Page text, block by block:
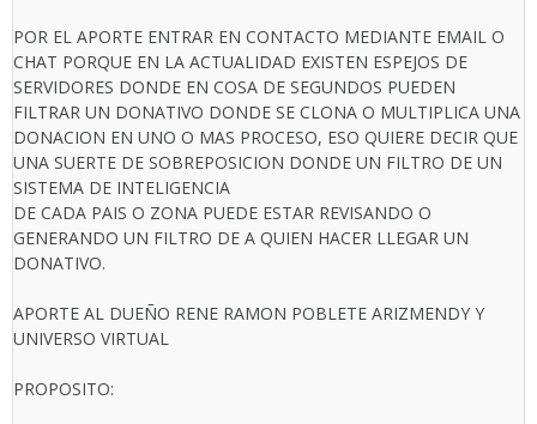
POR EL APORTE ENTRAR EN CONTACTO MEDIANTE EMAIL O
CHAT PORQUE EN LA ACTUALIDAD EXISTEN ESPEJOS DE
SERVIDORES DONDE EN COSA DE SEGUNDOS PUEDEN
FILTRAR UN DONATIVO DONDE SE CLONA O MULTIPLICA UNA
DONACION EN UNO O MAS PROCESO, ESO QUIERE DECIR QUE
UNA SUERTE DE SOBREPOSICION DONDE UN FILTRO DE UN
SISTEMA DE INTELIGENCIA
DE CADA PAIS O ZONA PUEDE ESTAR REVISANDO O
GENERANDO UN FILTRO DE A QUIEN HACER LLEGAR UN
DONATIVO.
APORTE AL DUEÑO RENE RAMON POBLETE ARIZMENDY Y
UNIVERSO VIRTUAL
PROPOSITO: